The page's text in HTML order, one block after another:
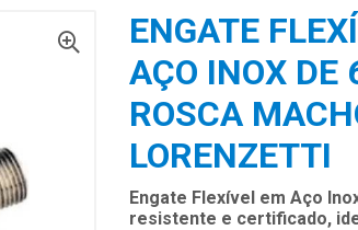
ENGATE
AÇO INOX
ROSCA
LORENZETTI
Engate Flexível em Aço
resistente e certificado,